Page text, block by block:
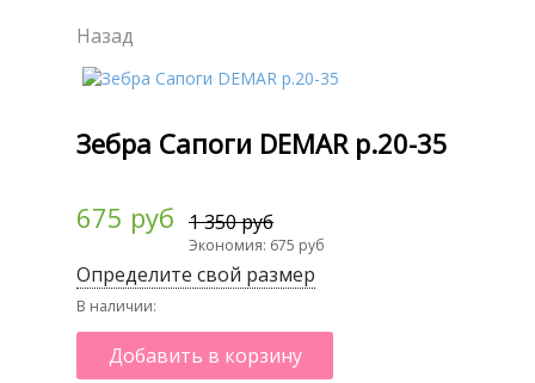
Назад
Зебра Сапоги DEMAR р.20-35
675 руб 1 350 руб
Экономия: 675 руб
Определите свой размер
В наличии:
Добавить в корзину